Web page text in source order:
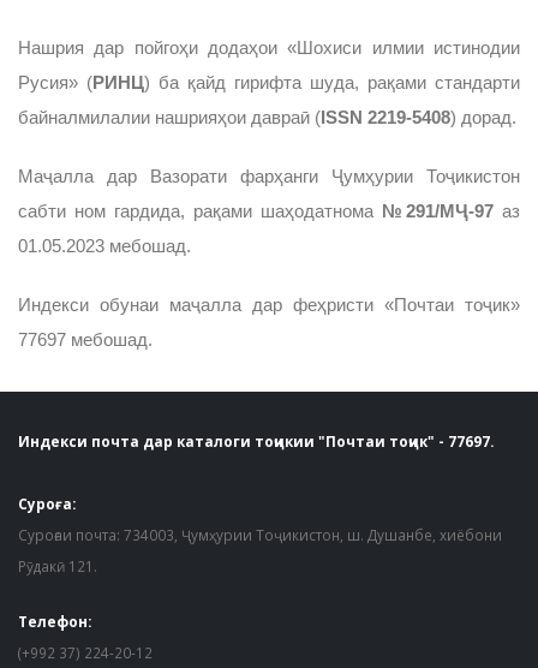
Нашрия дар пойгоҳи додаҳои «Шохиси илмии истинодии
Русия» (РИНЦ) ба қайд гирифта шуда, рақами стандарти
байналмилалии нашрияҳои давраӣ ( ISSN 2219-5408) дорад.
Маҷалла дар Вазорати фарҳанги Ҷумҳурии Тоҷикистон
сабти ном гардида, рақами шаҳодатнома №291/МҶ-97 аз
01.05.2023 мебошад.
Индекси обунаи маҷалла дар феҳристи «Почтаи тоҷик»
77697 мебошад.
Индекси почта дар каталоги тоҷикии "Почтаи тоҷик" - 77697.
Суроға:
Суроғаи почта: 734003, Ҷумҳурии Тоҷикистон, ш. Душанбе, хиёбони
Рӯдакӣ 121.
Телефон:
(+992 37) 224-20-12